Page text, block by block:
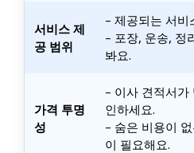
서비스 제
공 범위
– 제공되는 서비
– 포장, 운송, 정
봐요.
가격 투명
성
– 이사 견적서
인하세요.
– 숨은 비용이
이 필요해요.